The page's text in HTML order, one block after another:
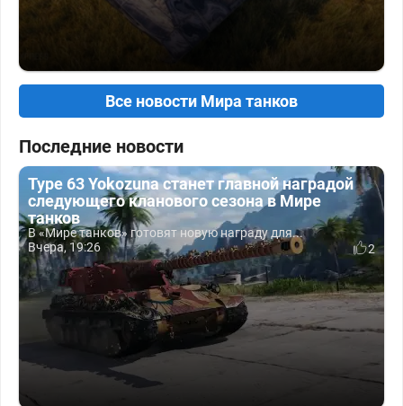
Все новости Мира танков
Последние новости
Type 63 Yokozuna станет главной наградой
следующего кланового сезона в Мире
танков
В «Мире танков» готовят новую награду для...
Вчера, 19:26
2